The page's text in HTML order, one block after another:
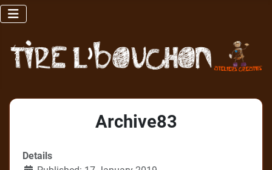
Archive83
Details